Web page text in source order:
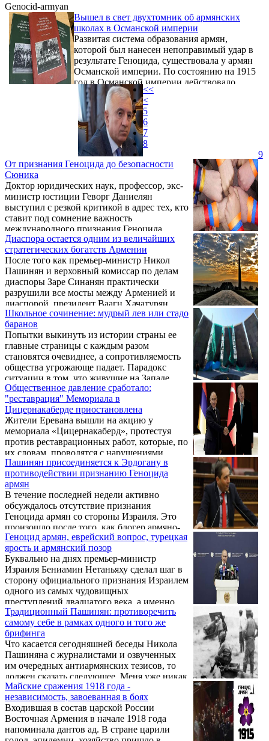
Genocid-armyan
Вышел в свет двухтомник об армянских
школах в Османской империи
Развитая система образования армян,
которой был нанесен непоправимый удар в
результате Геноцида, существовала у армян
Османской империи. По состоянию на 1915
год в Османской империи действовало
более 1000 армянских гимназий, где
обучались 120-130 тысяч детей. Об этом на
презентации двухтомника, посвященного
армянским учебным заведениям в
Османской империи, сообщил автор
работы, ученый из Стамбула Геворк
Акопян.
От признания Геноцида до безопасности
Сюника
Доктор юридических наук, профессор, экс-
министр юстиции Геворг Даниелян
выступил с резкой критикой в адрес тех, кто
ставит под сомнение важность
международного признания Геноцида
армян. По его словам, это не навязанная
извне повестка, а фундаментальный вопрос
национальной идентичности и способ
противостоять турецкой политике
отрицания, которая напрямую связана с
сегодняшними угрозами для Армении.
Диаспора остается одним из величайших
стратегических богатств Армении
После того как премьер-министр Никол
Пашинян и верховный комиссар по делам
диаспоры Заре Синанян практически
разрушили все мосты между Арменией и
диаспорой, президент Ваагн Хачатурян
довершает нанесение ущерба.
Школьное сочинение: мудрый лев или стадо
баранов
Попытки выкинуть из истории страны ее
главные страницы с каждым разом
становятся очевиднее, а сопротивляемость
общества угрожающе падает. Парадокс
ситуации в том, что живущие на Западе
армяне противостоят этому больше, чем те,
кто живет в Армении.
Общественное давление сработало:
"реставрация" Мемориала в
Цицернакаберде приостановлена
Жители Еревана вышли на акцию у
мемориала «Цицернакаберд», протестуя
против реставрационных работ, которые, по
их словам, проводятся с нарушениями.
Пашинян присоединяется к Эрдогану в
противодействии признанию Геноцида
армян
В течение последней недели активно
обсуждалось отсутствие признания
Геноцида армян со стороны Израиля. Это
произошло после того, как блогер армяно-
ассирийского происхождения Патрик Бет-
Дэвид задал премьер-министру Биньямину
Нетаньяху вопрос о причинах непризнания
Израилем геноцидов армян, ассирийцев и
греков. Нетаньяху дал неверный ответ,
заявив: "На самом деле, я думаю, мы
признали. Думаю, Кнессет [парламент]
принял резолюцию по этому поводу".
Однако Нетаньяху прекрасно осведомлен о
неверности своего ...
Геноцид армян, еврейский вопрос, турецкая
ярость и армянский позор
Буквально на днях премьер-министр
Израиля Бениамин Нетаньяху сделал шаг в
сторону официального признания Израилем
одного из самых чудовищных
преступлений двадцатого века, а именно
Геноцида армян, который по признанию
многих еврейских историков стала
предтечей еврейского "ШОА"(катастрофа),
то есть Холокоста.
Традиционный Пашинян: противоречить
самому себе в рамках одного и того же
брифинга
Что касается сегодняшней беседы Никола
Пашиняна с журналистами и озвученных
им очередных антиармянских тезисов, то
должен сказать следующее. Меня уже никак
не удивляют заявления Пашиняна. С ним и
с его командой уже всё ясно. Этим людям
терять нечего, и ради сохранения своей
власти они готовы на всё: на любую ложь,
манипуляции, угрозы и даже на шаги с
Майские сражения 1918 года -
независимость, завоеванная в боях
Входившая в состав царской России
Восточная Армения в начале 1918 года
напоминала дантов ад. В стране царили
<<
<
5
6
7
8
9